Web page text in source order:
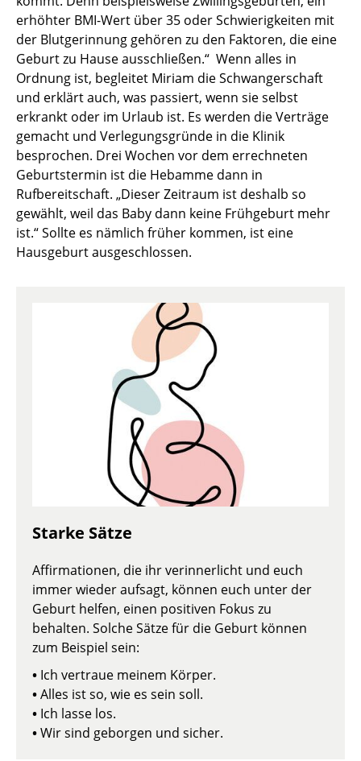
erhöhter BMI-Wert über 35 oder Schwierigkeiten mit
der Blutgerinnung gehören zu den Faktoren, die eine
Geburt zu Hause ausschließen.“ Wenn alles in
Ordnung ist, begleitet Miriam die Schwangerschaft
und erklärt auch, was passiert, wenn sie selbst
erkrankt oder im Urlaub ist. Es werden die Verträge
gemacht und Verlegungsgründe in die Klinik
besprochen. Drei Wochen vor dem errechneten
Geburtstermin ist die Hebamme dann in
Rufbereitschaft. „Dieser Zeitraum ist deshalb so
gewählt, weil das Baby dann keine Frühgeburt mehr
ist.“ Sollte es nämlich früher kommen, ist eine
Hausgeburt ausgeschlossen.
Starke Sätze
Affirmationen, die ihr verinnerlicht und euch
immer wieder aufsagt, können euch unter der
Geburt helfen, einen positiven Fokus zu
behalten. Solche Sätze für die Geburt können
zum Beispiel sein:
• Ich vertraue meinem Körper.
• Alles ist so, wie es sein soll.
• Ich lasse los.
• Wir sind geborgen und sicher.